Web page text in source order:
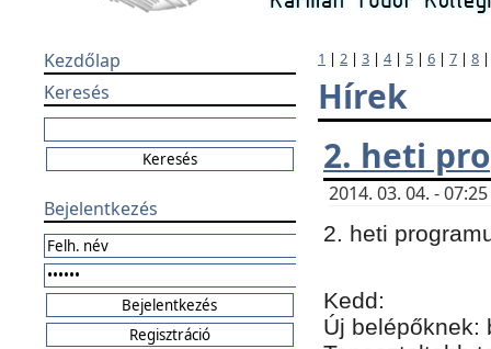
Kezdőlap
Keresés
Bejelentkezés
1 | 2 | 3 | 4| 5 | 6 | 7 | 8
Hírek
2. heti
2014. 03. 04. -
2. heti
Kedd:
Új belépőknek: